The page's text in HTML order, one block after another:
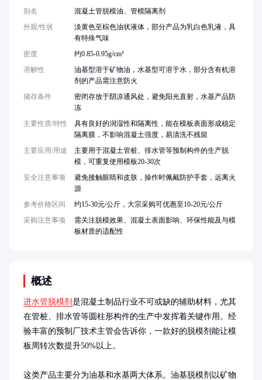
概述
进水管脱模剂 是混凝土制品行业不可或缺的辅助材料，尤其
在管桩、排水管等圆柱形构件的生产中发挥着关键作用。经
验丰富的预制厂技术主管会告诉你，一款好的脱模剂能让模
板周转次数提升50%以上。
这类产品主要分为油基和水基两大体系。油基脱模剂以矿物
别名
混凝土管脱模油、管模隔离剂
外观/性状
淡黄色至棕色油状液体，部分产品为乳白色乳液，具
有特殊气味
密度
约0.85-0.95g/cm³
溶解性
油基型溶于矿物油，水基型可溶于水，部分含有机溶
剂的产品需注意防火
储存条件
密闭存放于阴凉通风处，避免阳光直射，水基产品防
冻
主要性质/特性
具有良好的润湿性和隔离性，能在模板表面形成稳定
隔离膜，不影响混凝土强度，易清洗不残留
主要应用/用途
主要用于混凝土管桩、排水管等预制构件的生产脱
模，可重复使用模板20-30次
安全注意事项
避免接触眼睛和皮肤，操作时佩戴防护手套，远离火
源
参考价格区间
约15-30元/公斤，大宗采购可优惠至10-20元/公斤
采购注意事项
需关注脱模效果、混凝土表面影响、环保性能及与模
板材质的适配性